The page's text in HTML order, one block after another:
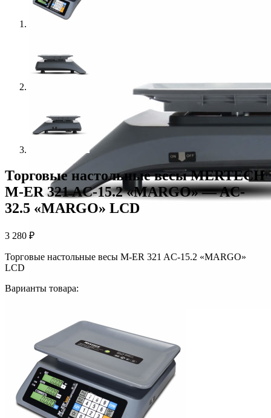
Торговые настольные весы MERTECH
M-ER 321 AC-15.2 «MARGO» — AC-
32.5 «MARGO» LCD
3 280 ₽
Торговые настольные весы M-ER 321 AC-15.2 «MARGO»
LCD
Варианты товара: